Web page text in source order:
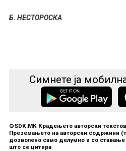
Б. НЕСТОРОСКА
Симнете ја
©SDK.MK Крадењето авторски
Преземањето на авторски содржини
дозволено само делумно и со
што се цитира